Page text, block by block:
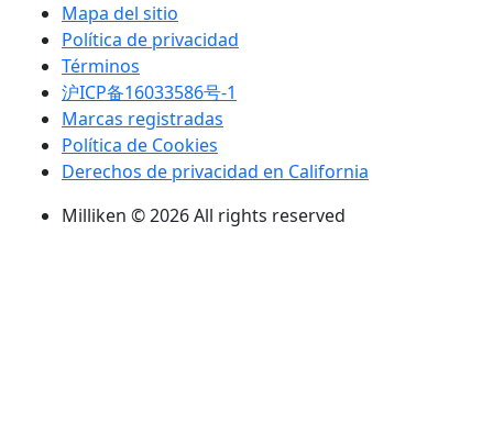
Mapa del sitio
Política de privacidad
Términos
沪ICP备16033586号-1
Marcas registradas
Política de Cookies
Derechos de privacidad en California
Milliken © 2026 All rights reserved